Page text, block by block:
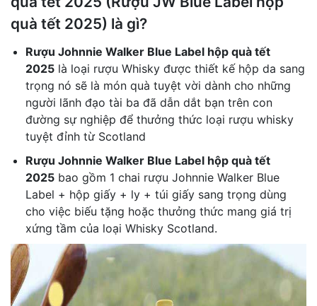
quà tết 2025) là gì?
Rượu Johnnie Walker Blue Label hộp quà tết
2025là loại rượu Whisky được thiết kế hộp da sang
trọng nó sẽ là món quà tuyệt vời dành cho những
người lãnh đạo tài ba đã dẫn dắt bạn trên con
đường sự nghiệp để thưởng thức loại rượu whisky
tuyệt đỉnh từ Scotland
Rượu Johnnie Walker Blue Label hộp quà tết
2025bao gồm 1 chai rượu Johnnie Walker Blue
Label + hộp giấy + ly + túi giấy sang trọng dùng
cho việc biếu tặng hoặc thưởng thức mang giá trị
xứng tầm của loại Whisky Scotland.